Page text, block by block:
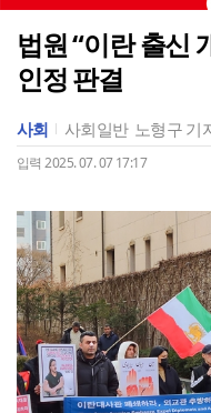
법원 “이란 출신
인정 판결
사회 사회일반 노형구 기
입력 2025. 07. 07 17:17